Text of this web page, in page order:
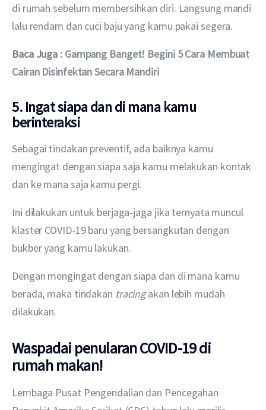
di rumah sebelum membersihkan diri. Langsung mandi
lalu rendam dan cuci baju yang kamu pakai segera.
Baca Juga : Gampang Banget! Begini 5 Cara Membuat
Cairan Disinfektan Secara Mandiri
5. Ingat siapa dan di mana kamu
berinteraksi
Sebagai tindakan preventif, ada baiknya kamu
mengingat dengan siapa saja kamu melakukan kontak
dan ke mana saja kamu pergi.
Ini dilakukan untuk berjaga-jaga jika ternyata muncul
klaster COVID-19 baru yang bersangkutan dengan
bukber yang kamu lakukan.
Dengan mengingat dengan siapa dan di mana kamu
berada, maka tindakan tracing akan lebih mudah
dilakukan.
Waspadai penularan COVID-19 di
rumah makan!
Lembaga Pusat Pengendalian dan Pencegahan